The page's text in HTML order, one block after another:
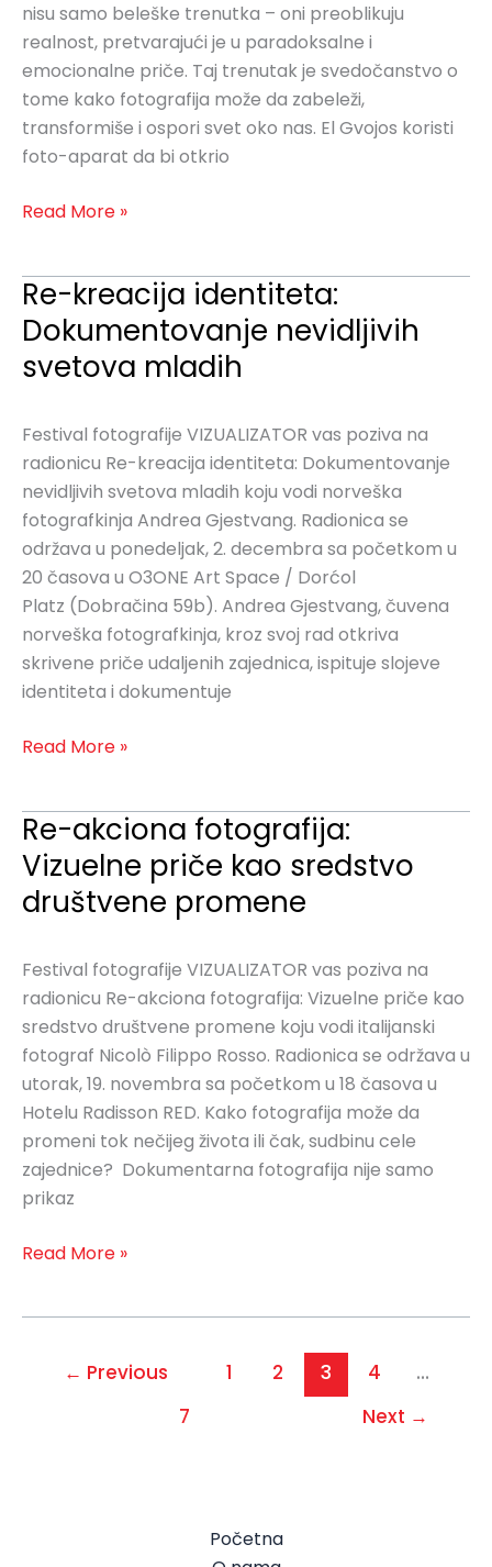
nisu samo beleške trenutka – oni preoblikuju
realnost, pretvarajući je u paradoksalne i
emocionalne priče. Taj trenutak je svedočanstvo o
tome kako fotografija može da zabeleži,
transformiše i ospori svet oko nas. El Gvojos koristi
foto-aparat da bi otkrio
Read More »
Re-kreacija identiteta:
Dokumentovanje nevidljivih
svetova mladih
Festival fotografije VIZUALIZATOR vas poziva na
radionicu Re-kreacija identiteta: Dokumentovanje
nevidljivih svetova mladih koju vodi norveška
fotografkinja Andrea Gjestvang. Radionica se
održava u ponedeljak, 2. decembra sa početkom u
20 časova u O3ONE Art Space / Dorćol
Platz (Dobračina 59b). Andrea Gjestvang, čuvena
norveška fotografkinja, kroz svoj rad otkriva
skrivene priče udaljenih zajednica, ispituje slojeve
identiteta i dokumentuje
Re-
kreacija
identiteta:
Dokumentovanje
svetova
mladih
Read More »
Re-akciona fotografija:
Vizuelne priče kao sredstvo
društvene promene
Festival fotografije VIZUALIZATOR vas poziva na
radionicu Re-akciona fotografija: Vizuelne priče kao
sredstvo društvene promene koju vodi italijanski
fotograf Nicolò Filippo Rosso. Radionica se održava u
utorak, 19. novembra sa početkom u 18 časova u
Hotelu Radisson RED. Kako fotografija može da
promeni tok nečijeg života ili čak, sudbinu cele
zajednice? Dokumentarna fotografija nije samo
prikaz
Re-
akciona
fotografija:
Vizuelne
kao
sredstvo
društvene
promene
Read More »
← Previous 1 2 3 4
…
7
Next →
Početna